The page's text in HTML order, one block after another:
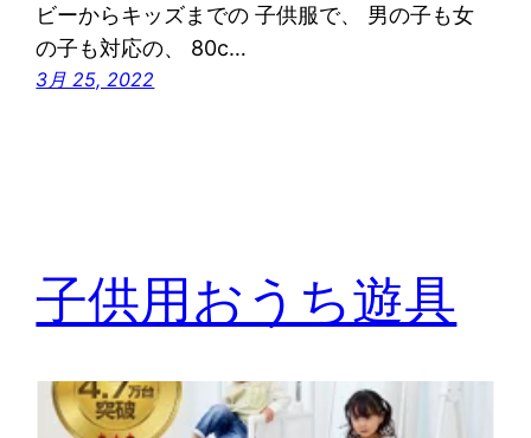
ビーからキッズまでの 子供服で、 男の子も女
の子も対応の、 80c…
3月 25, 2022
子供用おうち遊具